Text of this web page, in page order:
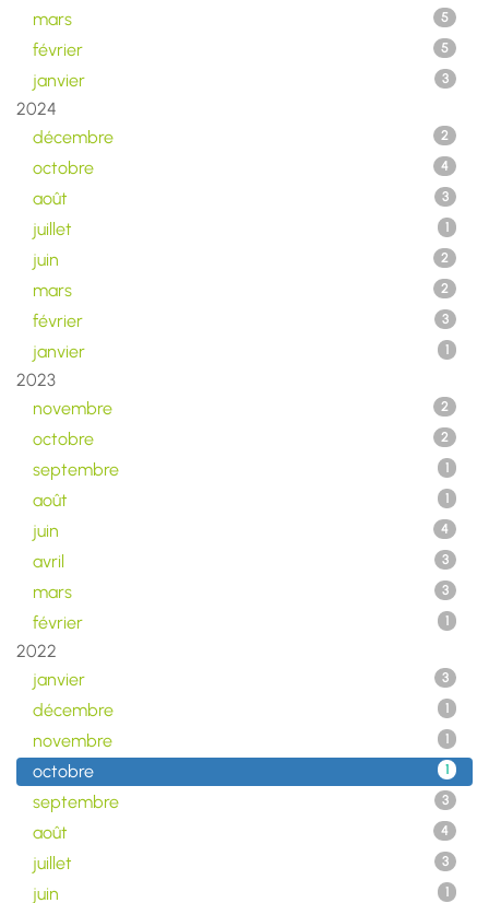
mars 5
février 5
janvier 3
2024
décembre
2
octobre 4
août 3
juillet 1
juin 2
mars 2
février 3
janvier 1
2023
novembre
2
octobre 2
septembre 1
août 1
juin 4
avril 3
mars 3
février 1
2022
janvier
3
décembre 1
novembre 1
octobre 1
septembre 3
août 4
juillet 3
juin 1